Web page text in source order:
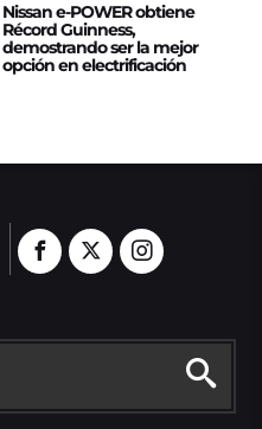
Nissan e‑POWER obtiene
Récord Guinness,
demostrando ser la mejor
opción en electrificación